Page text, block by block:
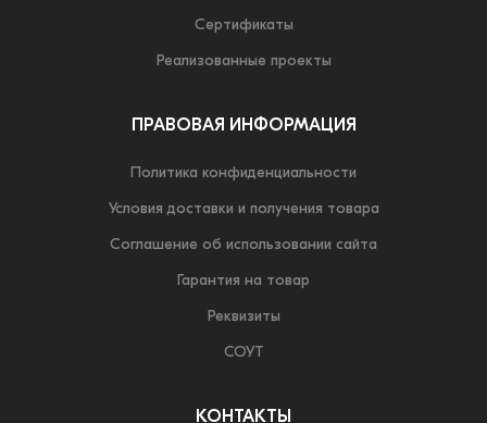
Сертификаты
Реализованные проекты
ПРАВОВАЯ ИНФОРМАЦИЯ
Политика конфиденциальности
Условия доставки и получения товара
Соглашение об использовании сайта
Гарантия на товар
Реквизиты
СОУТ
КОНТАКТЫ